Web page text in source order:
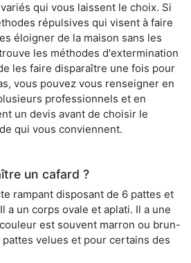
qui vous laissent le choix. Si
répulsives qui visent à faire
éloigner de la maison sans les
les méthodes d'extermination
les faire disparaître une fois pour
vous pouvez vous renseigner en
professionnels et en
un devis avant de choisir le
qui vous conviennent.
un cafard ?
rampant disposant de 6 pattes et
a un corps ovale et aplati. Il a une
est souvent marron ou brun-
pattes velues et pour certains des